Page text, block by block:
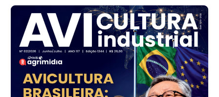
Frango - Indicador
R$ 7,16
kg
Frango - Indicador
SP
R$ 7,18
kg